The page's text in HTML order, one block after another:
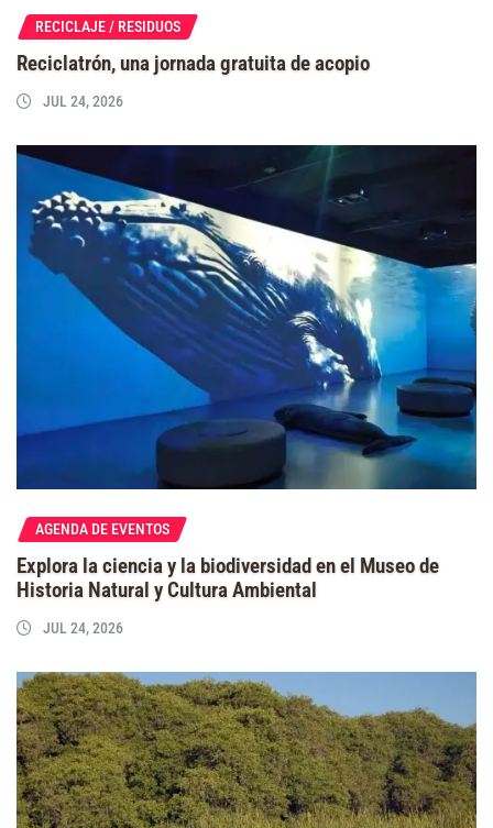
RECICLAJE / RESIDUOS
Reciclatrón, una jornada gratuita de acopio
JUL 24, 2026
AGENDA DE EVENTOS
Explora la ciencia y la biodiversidad en el Museo de
Historia Natural y Cultura Ambiental
JUL 24, 2026